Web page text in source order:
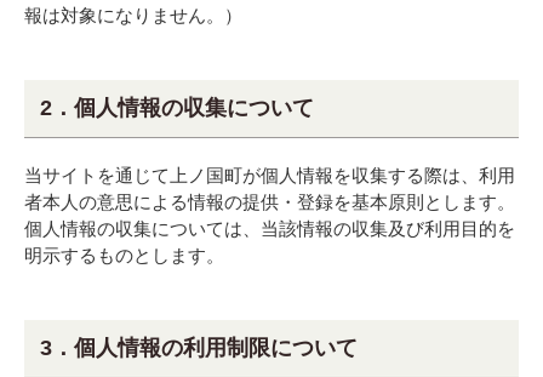
報は対象になりません。）
2．個人情報の収集について
当サイトを通じて上ノ国町が個人情報を収集する際は、利用
者本人の意思による情報の提供・登録を基本原則とします。
個人情報の収集については、当該情報の収集及び利用目的を
明示するものとします。
3．個人情報の利用制限について